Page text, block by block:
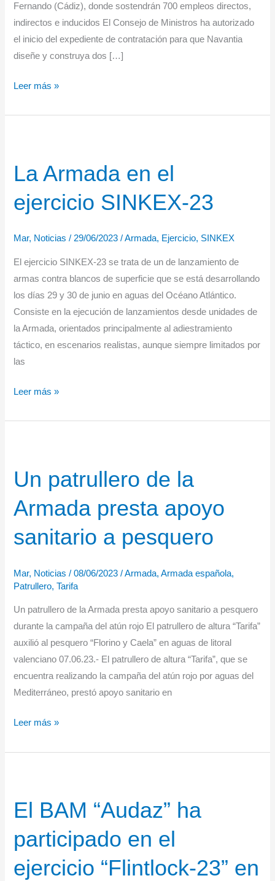
Fernando (Cádiz), donde sostendrán 700 empleos directos,
indirectos e inducidos El Consejo de Ministros ha autorizado
el inicio del expediente de contratación para que Navantia
diseñe y construya dos […]
NAVANTIA
dos
costeros
la
Leer más »
La Armada en el
ejercicio SINKEX-23
Mar, Noticias /29/06/2023/Armada, Ejercicio, SINKEX
El ejercicio SINKEX-23 se trata de un de lanzamiento de
armas contra blancos de superficie que se está desarrollando
los días 29 y 30 de junio en aguas del Océano Atlántico.
Consiste en la ejecución de lanzamientos desde unidades de
la Armada, orientados principalmente al adiestramiento
táctico, en escenarios realistas, aunque siempre limitados por
las
La
en
SINKEX-
Leer más »
Un patrullero de la
Armada presta apoyo
sanitario a pesquero
Mar, Noticias /08/06/2023/Armada,Armada española,
Patrullero,Tarifa
Un patrullero de la Armada presta apoyo sanitario a pesquero
durante la campaña del atún rojo El patrullero de altura “Tarifa”
auxilió al pesquero “Florino y Caela” en aguas de litoral
valenciano 07.06.23.- El patrullero de altura “Tarifa”, que se
encuentra realizando la campaña del atún rojo por aguas del
Mediterráneo, prestó apoyo sanitario en
Un
de
presta
sanitario
pesquero
Leer más »
El BAM “Audaz” ha
participado en el
ejercicio “Flintlock-23” en